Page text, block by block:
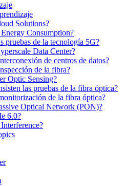
Solutions?
Consumption?
pruebas de la tecnología 5G?
Data Center?
de centros de datos?
de la fibra?
Optic Sensing?
las pruebas de la fibra óptica?
de la fibra óptica?
Optical Network (PON)?
6.0?